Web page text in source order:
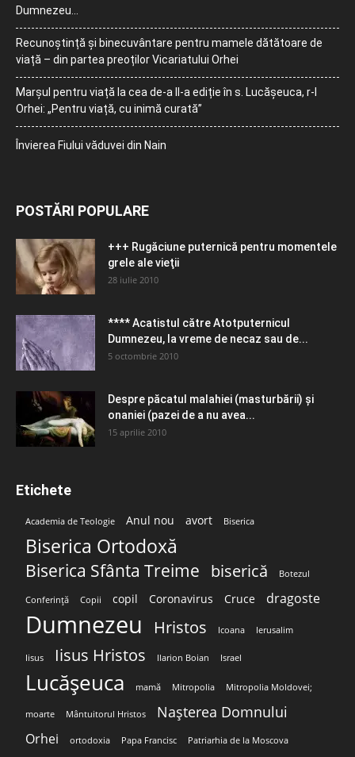
Dumnezeu…
Recunoștință și binecuvântare pentru mamele dătătoare de
viață – din partea preoților Vicariatului Orhei
Marșul pentru viață la cea de-a II-a ediție în s. Lucășeuca, r-l
Orhei: „Pentru viață, cu inimă curată”
Învierea Fiului văduvei din Nain
POSTĂRI POPULARE
+++ Rugăciune puternică pentru momentele
grele ale vieţii
28 iulie 2010
**** Acatistul către Atotputernicul
Dumnezeu, la vreme de necaz sau de...
5 octombrie 2010
Despre păcatul malahiei (masturbării) şi
onaniei (pazei de a nu avea...
15 aprilie 2010
Etichete
Academia de Teologie Anul nou avort Biserica
Biserica Ortodoxă
Biserica Sfânta Treime biserică Botezul
Conferință Copii copil Coronavirus Cruce dragoste
Dumnezeu Hristos Icoana Ierusalim
Iisus Iisus Hristos Ilarion Boian Israel
Lucășeuca mamă Mitropolia Mitropolia Moldovei;
moarte Mântuitorul Hristos Nașterea Domnului
Orhei ortodoxia Papa Francisc Patriarhia de la Moscova